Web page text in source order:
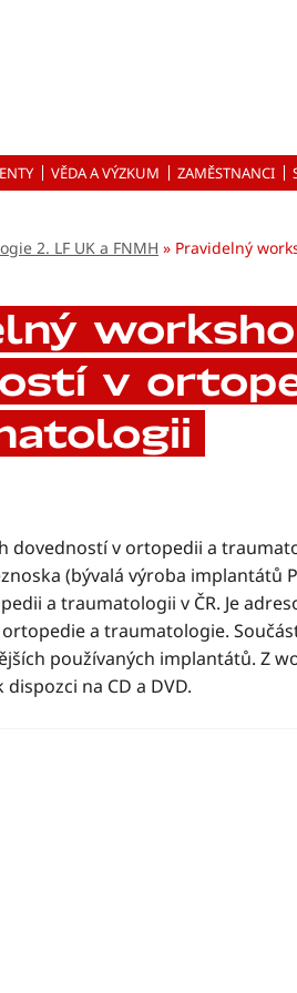
VĚDA A VÝZKUM ZAMĚSTNANCI
2. LF UK a FNMH Pravidelný
v
dovedností v ortopedii a
(bývalá výroba
a traumatologii v ČR. Je
a traumatologie.
používaných implantátů. Z
na CD a DVD.